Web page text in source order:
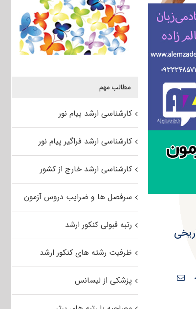
تاریخی
مطالب مهم
کارشناسی ارشد پیام نور
کارشناسی ارشد فراگیر پیام نور
کارشناسی ارشد خارج از کشور
سرفصل ها و ضرایب دروس آزمون
رتبه قبولی کنکور ارشد
ظرفیت رشته های کنکور ارشد
پزشکی از لیسانس